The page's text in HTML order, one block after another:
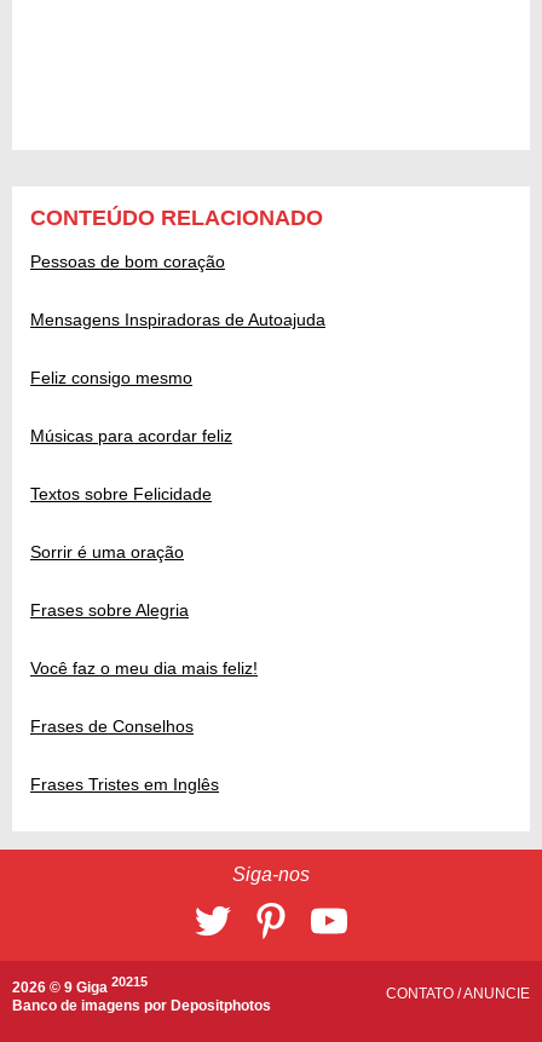
CONTEÚDO RELACIONADO
Pessoas de bom coração
Mensagens Inspiradoras de Autoajuda
Feliz consigo mesmo
Músicas para acordar feliz
Textos sobre Felicidade
Sorrir é uma oração
Frases sobre Alegria
Você faz o meu dia mais feliz!
Frases de Conselhos
Frases Tristes em Inglês
Siga-nos
2026 © 9 Giga 20215
Banco de imagens por Depositphotos
CONTATO /ANUNCIE